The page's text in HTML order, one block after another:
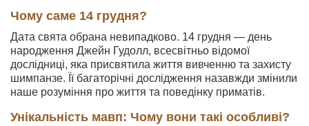
Чому саме 14 грудня?
Дата свята обрана невипадково. 14 грудня — день
народження Джейн Гудолл, всесвітньо відомої
дослідниці, яка присвятила життя вивченню та захисту
шимпанзе. Її багаторічні дослідження назавжди змінили
наше розуміння про життя та поведінку приматів.
Унікальність мавп: Чому вони такі особливі?